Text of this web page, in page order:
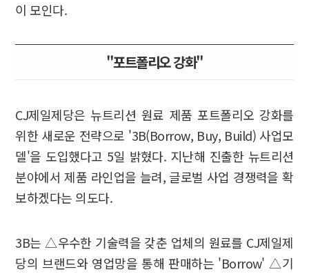
이 모인다.
"포트폴리오 강화"
CJ제일제당은 뉴트리션 원료 제품 포트폴리오 강화를
위한 새로운 전략으로 '3B(Borrow, Buy, Build) 사업모
델'을 도입했다고 5일 밝혔다. 지난해 진출한 뉴트리션
분야에서 제품 라인업을 늘려, 글로벌 사업 경쟁력을 확
보하겠다는 의도다.
3B는 △우수한 기술력을 갖춘 업체의 원료를 CJ제일제
당의 브랜드와 영업망을 통해 판매하는 'Borrow' △기